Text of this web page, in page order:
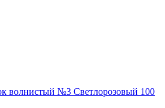
волнистый №3 Светлорозовый 100